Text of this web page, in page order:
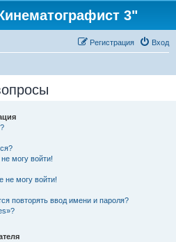
3"
Вход
Регистрация
могу войти!
не могу войти!
повторять ввод имени и пароля?